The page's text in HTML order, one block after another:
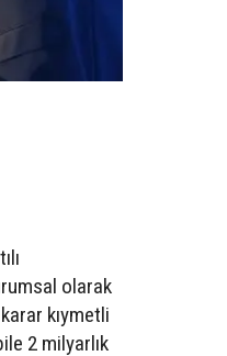
olarak
kıymetli
2 milyarlık